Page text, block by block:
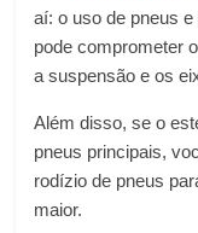
aí: o uso de pneus
pode comprometer
a suspensão e os
Além disso, se o
pneus principais,
rodízio de pneus
maior.